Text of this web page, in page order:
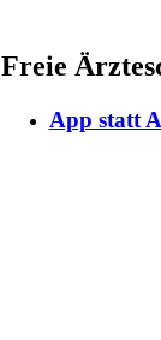
Freie
App statt